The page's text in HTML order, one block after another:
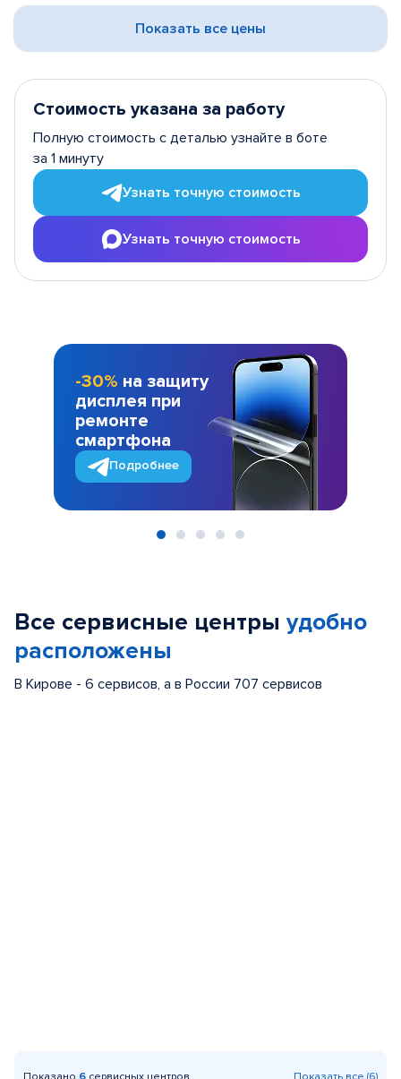
Показать все цены
Стоимость указана за работу
Полную стоимость с деталью узнайте в боте
за 1 минуту
Узнать точную стоимость
Узнать точную стоимость
-30% на защиту
дисплея при
ремонте
смартфона
Подробнее
Все сервисные центры удобно
расположены
В Кирове - 6 сервисов, а в России 707 сервисов